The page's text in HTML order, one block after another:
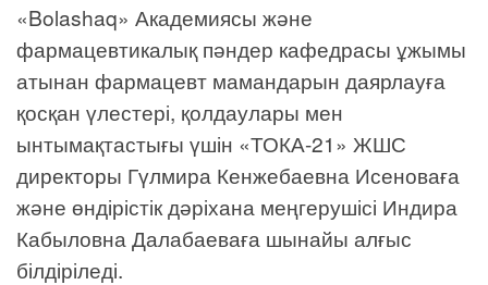
«Bolashaq» Академиясы және
фармацевтикалық пәндер кафедрасы ұжымы
атынан фармацевт мамандарын даярлауға
қосқан үлестері, қолдаулары мен
ынтымақтастығы үшін «ТОКА-21» ЖШС
директоры Гүлмира Кенжебаевна Исеноваға
және өндірістік дәріхана меңгерушісі Индира
Кабыловна Далабаеваға шынайы алғыс
білдіріледі.